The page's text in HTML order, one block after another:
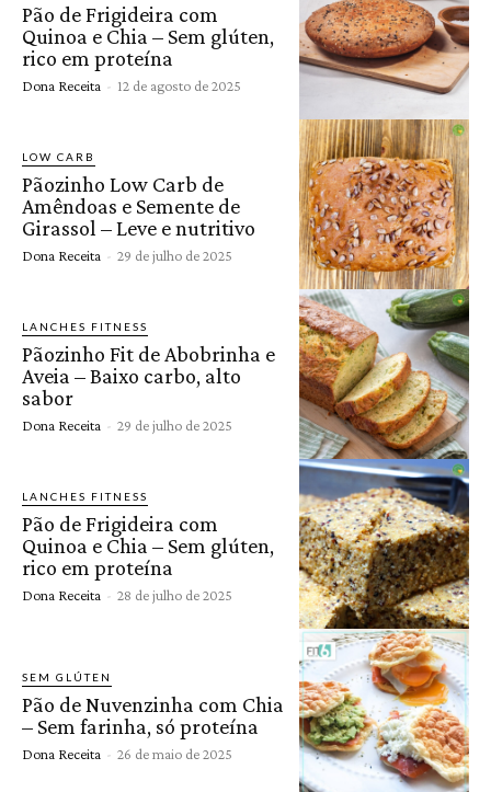
Pão de Frigideira com
Quinoa e Chia – Sem glúten,
rico em proteína
Dona Receita - 12 de agosto de 2025
LOW CARB
Pãozinho Low Carb de
Amêndoas e Semente de
Girassol – Leve e nutritivo
Dona Receita - 29 de julho de 2025
LANCHES FITNESS
Pãozinho Fit de Abobrinha e
Aveia – Baixo carbo, alto
sabor
Dona Receita - 29 de julho de 2025
LANCHES FITNESS
Pão de Frigideira com
Quinoa e Chia – Sem glúten,
rico em proteína
Dona Receita - 28 de julho de 2025
SEM GLÚTEN
Pão de Nuvenzinha com Chia
– Sem farinha, só proteína
Dona Receita - 26 de maio de 2025